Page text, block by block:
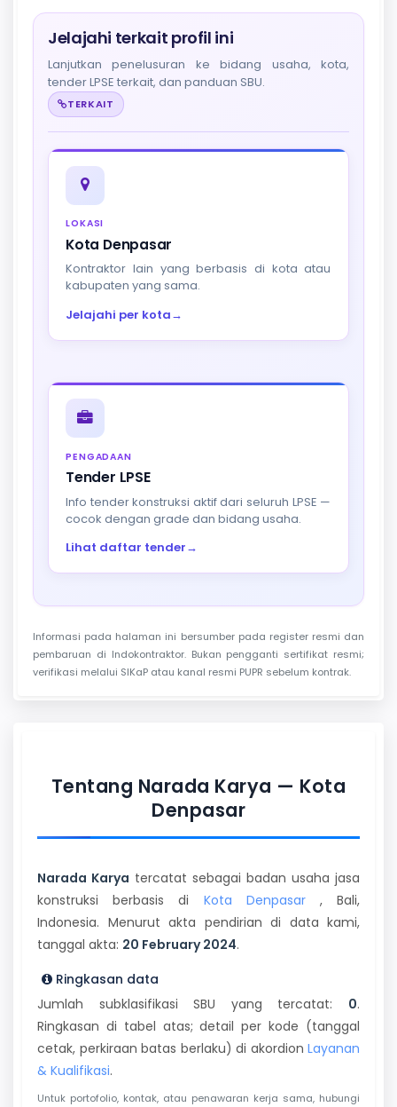
Jelajahi terkait profil ini
Lanjutkan penelusuran ke bidang usaha, kota,
tender LPSE terkait, dan panduan SBU.
TERKAIT
LOKASI
Kota Denpasar
Kontraktor lain yang berbasis di kota atau
kabupaten yang sama.
Jelajahi per kota→
PENGADAAN
Tender LPSE
Info tender konstruksi aktif dari seluruh LPSE —
cocok dengan grade dan bidang usaha.
Lihat daftar tender→
Informasi pada halaman ini bersumber pada register resmi dan
pembaruan di Indokontraktor. Bukan pengganti sertifikat resmi;
verifikasi melalui SIKaP atau kanal resmi PUPR sebelum kontrak.
Tentang Narada Karya — Kota
Denpasar
Narada Karya tercatat sebagai badan usaha jasa
konstruksi berbasis di Kota Denpasar, Bali,
Indonesia. Menurut akta pendirian di data kami,
tanggal akta: 20 February 2024.
Ringkasan data
Jumlah subklasifikasi SBU yang tercatat: 0.
Ringkasan di tabel atas; detail per kode (tanggal
cetak, perkiraan batas berlaku) di akordion Layanan
& Kualifikasi.
Untuk portofolio, kontak, atau penawaran kerja sama, hubungi